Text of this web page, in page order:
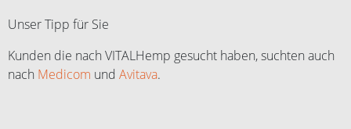
Unser Tipp für Sie
Kunden die nach VITALHemp gesucht haben, suchten auch
nach Medicom und Avitava.